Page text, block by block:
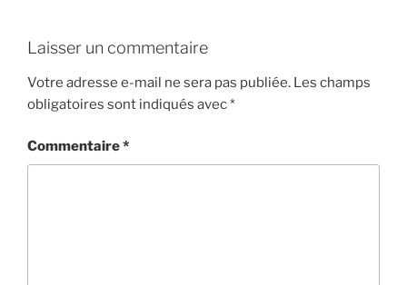
Laisser un commentaire
Votre adresse e-mail ne sera pas publiée. Les champs
obligatoires sont indiqués avec*
Commentaire*